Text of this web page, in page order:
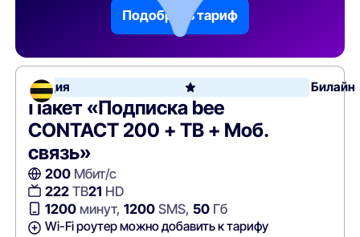
Подобрать тариф
Акция Билайн
Пакет «Подписка bee
CONTACT 200 + ТВ + Моб.
связь»
200Мбит/с
222ТВ21 HD
1200минут, 1200SMS, 50Гб
Wi-Fi роутер можно добавить к тарифу